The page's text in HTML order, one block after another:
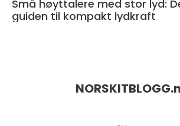
Små høyttalere med stor lyd:
guiden til kompakt lydkraft
NORSKITBLOGG.